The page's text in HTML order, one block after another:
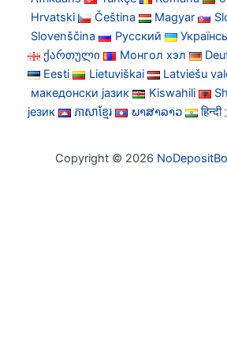
Hrvatski
Čeština Magyar
Slovenščina
Русский
ქართული
Монгол хэл
Eesti
Lietuviškai
Latviešu
македонски јазик
Kiswahili
језик
ភាសាខ្មែរ ພາສາລາວ हिन्दी
Copyright © 2026